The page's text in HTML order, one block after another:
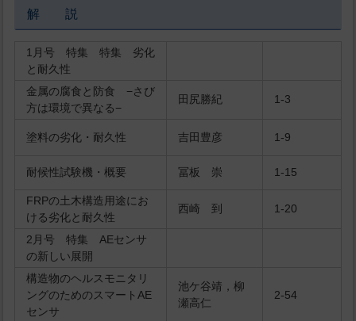
解 説
1月号 特集 特集 劣化
と耐久性
金属の腐食と防食 −さび
方は環境で異なる−
田尻勝紀 1-3
塗料の劣化・耐久性 吉田豊彦 1-9
耐候性試験機・概要 冨板 崇 1-15
FRPの土木構造用途にお
ける劣化と耐久性
西崎 到 1-20
2月号 特集 AEセンサ
の新しい展開
構造物のヘルスモニタリ
ングのためのスマートAE
センサ
池ケ谷靖，柳
瀬高仁
2-54